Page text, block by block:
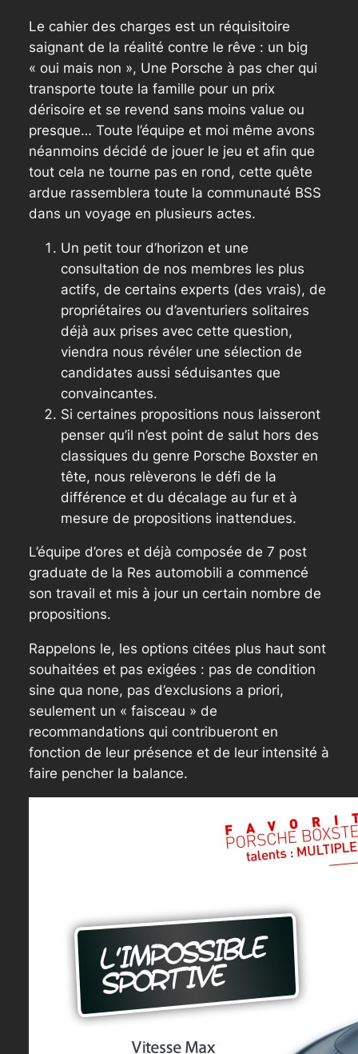
Le cahier des charges est un réquisitoire
saignant de la réalité contre le rêve : un big
« oui mais non », Une Porsche à pas cher qui
transporte toute la famille pour un prix
dérisoire et se revend sans moins value ou
presque… Toute l’équipe et moi même avons
néanmoins décidé de jouer le jeu et afin que
tout cela ne tourne pas en rond, cette quête
ardue rassemblera toute la communauté BSS
dans un voyage en plusieurs actes.
Un petit tour d’horizon et une
consultation de nos membres les plus
actifs, de certains experts (des vrais), de
propriétaires ou d’aventuriers solitaires
déjà aux prises avec cette question,
viendra nous révéler une sélection de
candidates aussi séduisantes que
convaincantes.
Si certaines propositions nous laisseront
penser qu’il n’est point de salut hors des
classiques du genre Porsche Boxster en
tête, nous relèverons le défi de la
différence et du décalage au fur et à
mesure de propositions inattendues.
L’équipe d’ores et déjà composée de 7 post
graduate de la Res automobili a commencé
son travail et mis à jour un certain nombre de
propositions.
Rappelons le, les options citées plus haut sont
souhaitées et pas exigées : pas de condition
sine qua none, pas d’exclusions a priori,
seulement un « faisceau » de
recommandations qui contribueront en
fonction de leur présence et de leur intensité à
faire pencher la balance.